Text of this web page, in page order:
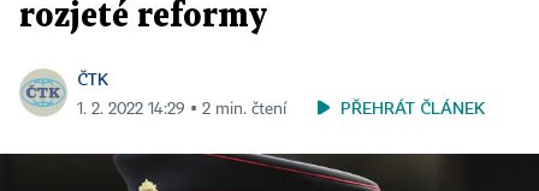
rozjeté reformy
ČTK
1. 2. 2022 14:29 ▪ 2 min. čtení PŘEHRÁT ČLÁNEK